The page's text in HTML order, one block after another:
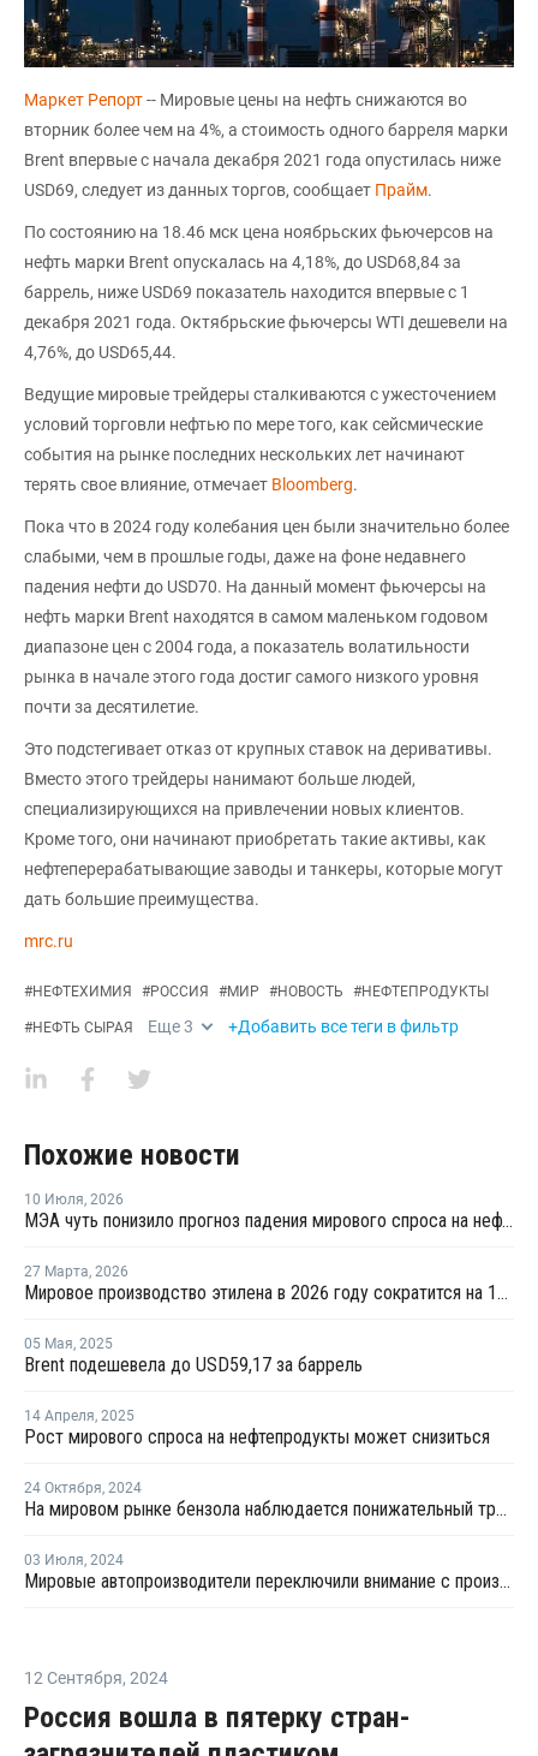
Маркет Репорт-- Мировые цены на нефть снижаются во
вторник более чем на 4%, а стоимость одного барреля марки
Brent впервые с начала декабря 2021 года опустилась ниже
USD69, следует из данных торгов, сообщает Прайм.
По состоянию на 18.46 мск цена ноябрьских фьючерсов на
нефть марки Brent опускалась на 4,18%, до USD68,84 за
баррель, ниже USD69 показатель находится впервые с 1
декабря 2021 года. Октябрьские фьючерсы WTI дешевели на
4,76%, до USD65,44.
Ведущие мировые трейдеры сталкиваются с ужесточением
условий торговли нефтью по мере того, как сейсмические
события на рынке последних нескольких лет начинают
терять свое влияние, отмечает Bloomberg.
Пока что в 2024 году колебания цен были значительно более
слабыми, чем в прошлые годы, даже на фоне недавнего
падения нефти до USD70. На данный момент фьючерсы на
нефть марки Brent находятся в самом маленьком годовом
диапазоне цен с 2004 года, а показатель волатильности
рынка в начале этого года достиг самого низкого уровня
почти за десятилетие.
Это подстегивает отказ от крупных ставок на деривативы.
Вместо этого трейдеры нанимают больше людей,
специализирующихся на привлечении новых клиентов.
Кроме того, они начинают приобретать такие активы, как
нефтеперерабатывающие заводы и танкеры, которые могут
дать большие преимущества.
mrc.ru
#НЕФТЕХИМИЯ #РОССИЯ #МИР #НОВОСТЬ #НЕФТЕПРОДУКТЫ
#НЕФТЬ СЫРАЯ Еще3 +Добавить все теги в фильтр
Похожие новости
10 Июля, 2026
МЭА чуть понизило прогноз падения мирового спроса на нефть в 2026 году
27 Марта, 2026
Мировое производство этилена в 2026 году сократится на 12% на фоне конфликта на Ближнем Востоке
05 Мая, 2025
Brent подешевела до USD59,17 за баррель
14 Апреля, 2025
Рост мирового спроса на нефтепродукты может снизиться
24 Октября, 2024
На мировом рынке бензола наблюдается понижательный тренд
03 Июля, 2024
Мировые автопроизводители переключили внимание с производства полностью электромобилей на гибридные модели
12 Сентября, 2024
Россия вошла в пятерку стран-